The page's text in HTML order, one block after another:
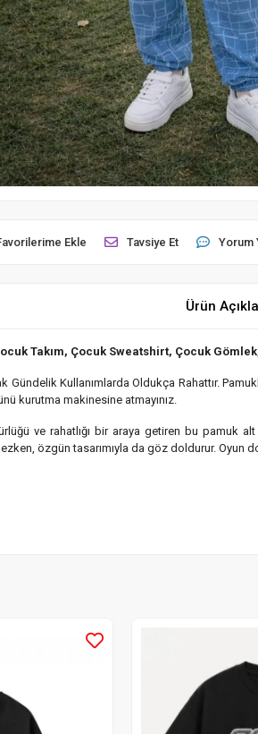
Ekle Tavsiye Et Yorum
Ürün
Takım, Çocuk Sweatshirt, Çocuk
Gündelik Kullanımlarda Oldukça Rahattır.
kurutma makinesine atmayınız.
ve rahatlığı bir araya getiren bu pamuk
özgün tasarımıyla da göz doldurur. Oyun